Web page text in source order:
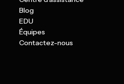
Blog
EDU
Équipes
Contactez-nous